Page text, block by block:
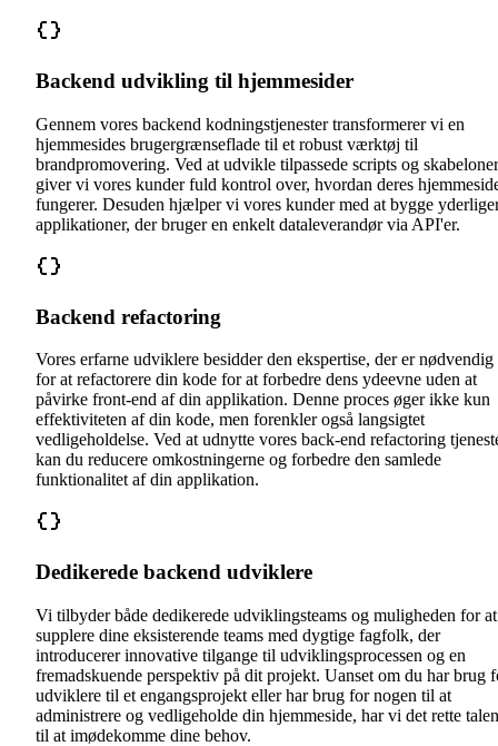
Backend udvikling til hjemmesider
Gennem vores backend kodningstjenester transformerer vi en
hjemmesides brugergrænseflade til et robust værktøj til
brandpromovering. Ved at udvikle tilpassede scripts og skabeloner
giver vi vores kunder fuld kontrol over, hvordan deres
fungerer. Desuden hjælper vi vores kunder med at bygge
applikationer, der bruger en enkelt dataleverandør via API'er.
Backend refactoring
Vores erfarne udviklere besidder den ekspertise, der er nødvendig
for at refactorere din kode for at forbedre dens ydeevne uden at
påvirke front-end af din applikation. Denne proces øger ikke kun
effektiviteten af din kode, men forenkler også langsigtet
vedligeholdelse. Ved at udnytte vores back-end refactoring
kan du reducere omkostningerne og forbedre den samlede
funktionalitet af din applikation.
Dedikerede backend udviklere
Vi tilbyder både dedikerede udviklingsteams og muligheden for at
supplere dine eksisterende teams med dygtige fagfolk, der
introducerer innovative tilgange til udviklingsprocessen og en
fremadskuende perspektiv på dit projekt. Uanset om du har brug
udviklere til et engangsprojekt eller har brug for nogen til at
administrere og vedligeholde din hjemmeside, har vi det rette
til at imødekomme dine behov.